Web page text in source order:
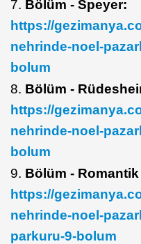
7. Bölüm - Speyer:
https://
nehrinde-noel-
bolum
8. Bölüm -
https://
nehrinde-noel-
bolum
9. Bölüm -
https://
nehrinde-noel-
parkuru-9-bolum